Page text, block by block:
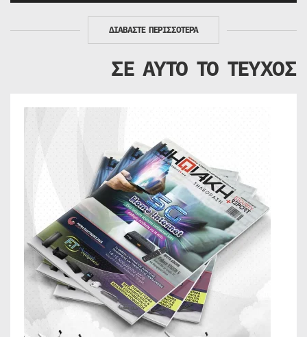
ΔΙΑΒΑΣΤΕ ΠΕΡΙΣΣΟΤΕΡΑ
ΣΕ ΑΥΤΟ ΤΟ ΤΕΥΧΟΣ